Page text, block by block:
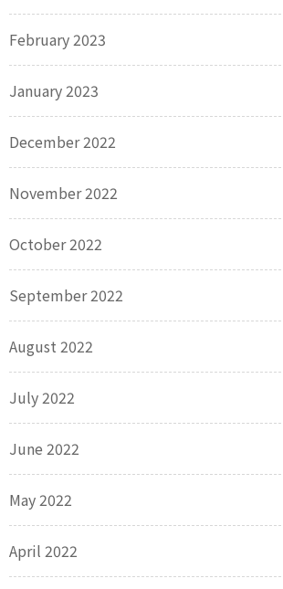
February 2023
January 2023
December 2022
November 2022
October 2022
September 2022
August 2022
July 2022
June 2022
May 2022
April 2022